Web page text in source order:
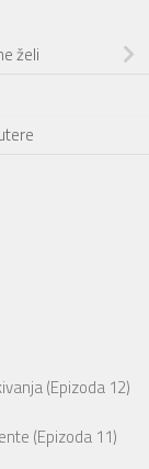
želi
(Epizoda 12)
(Epizoda 11)